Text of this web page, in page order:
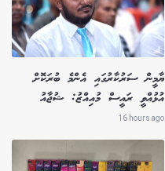
ޔާމީން ސަރުކާރުގައި އެންމެ ބުރަކޮށް
އުޅުއްވީ ރައީސް މުއިއްޒު: ޝުޖާއު
16 hours ago